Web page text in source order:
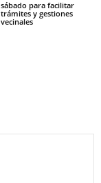
sábado para facilitar
trámites y gestiones
vecinales